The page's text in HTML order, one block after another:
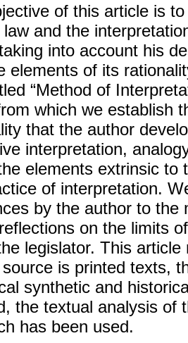
of this article is
and the
into account his
elements of its
“Method of
which we establish
that the author
interpretation,
elements extrinsic to
of interpretation.
by the author to
on the limits
legislator. This
is printed texts,
synthetic and
the textual analysis of
has been used.